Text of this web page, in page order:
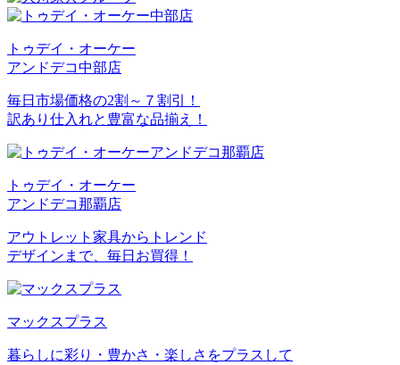
トゥデイ・オーケー
アンドデコ中部店
毎日市場価格の2割～７割引！
訳あり仕入れと豊富な品揃え！
トゥデイ・オーケー
アンドデコ那覇店
アウトレット家具からトレンド
デザインまで、毎日お買得！
マックスプラス
暮らしに彩り・豊かさ・楽しさをプラスして